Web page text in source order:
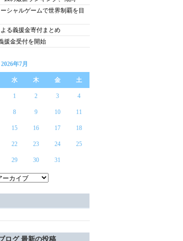
シャルゲームで世界制覇を目
る義援金寄付まとめ
援金受付を開始
2026年7月
水 木 金 土
1 2 3 4
8 9 10 11
15 16 17 18
22 23 24 25
29 30 31
ログ 最新の投稿